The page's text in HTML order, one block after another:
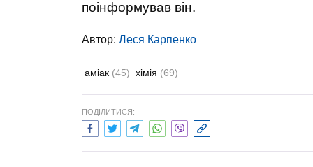
поінформував він.
Автор: Леся Карпенко
аміак (45) хімія (69)
ПОДІЛИТИСЯ: